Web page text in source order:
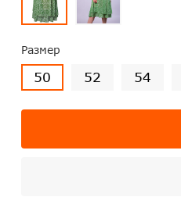
Размер
50 52 54